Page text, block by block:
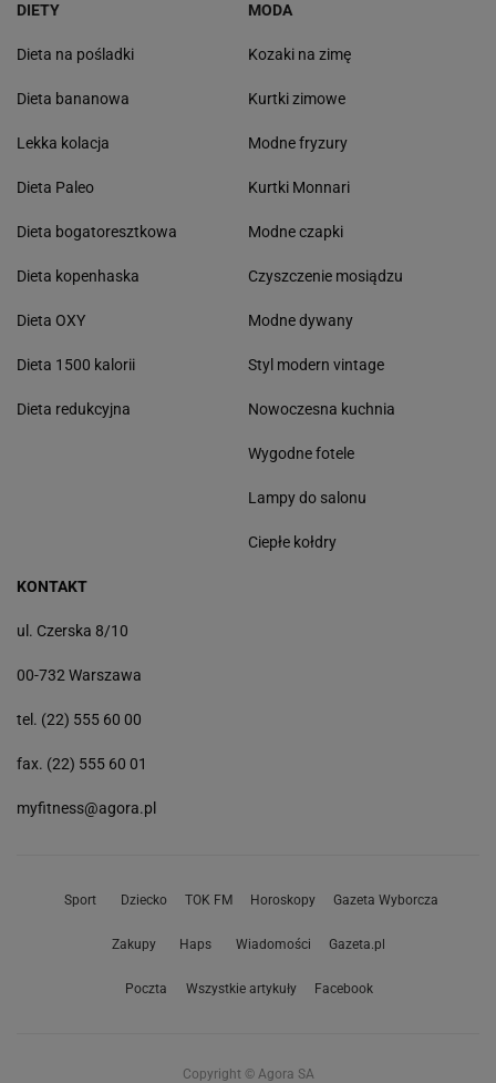
DIETY
Dieta na pośladki
Dieta bananowa
Lekka kolacja
Dieta Paleo
Dieta bogatoresztkowa
Dieta kopenhaska
Dieta OXY
Dieta 1500 kalorii
Dieta redukcyjna
MODA
Kozaki na zimę
Kurtki zimowe
Modne fryzury
Kurtki Monnari
Modne czapki
Czyszczenie mosiądzu
Modne dywany
Styl modern vintage
Nowoczesna kuchnia
Wygodne fotele
Lampy do salonu
Ciepłe kołdry
KONTAKT
ul. Czerska 8/10
00-732 Warszawa
tel. (22) 555 60 00
fax. (22) 555 60 01
myfitness@agora.pl
Sport Dziecko TOK FM Horoskopy Gazeta Wyborcza
Zakupy Haps Wiadomości Gazeta.pl
Poczta Wszystkie artykuły Facebook
Copyright © Agora SA